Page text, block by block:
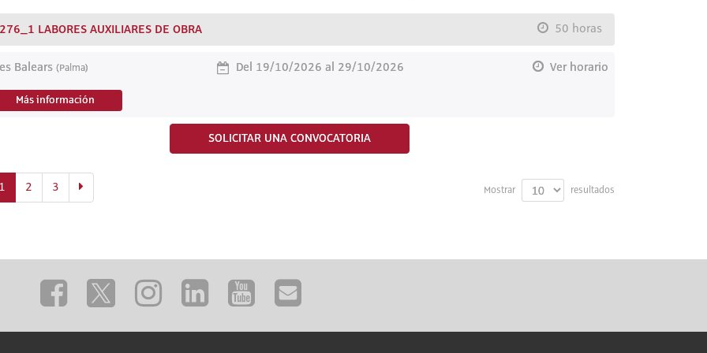
50 horas
LABORES AUXILIARES DE OBRA
Balears (Palma) Del 19/10/2026 al 29/10/2026 Ver horario
Más información
SOLICITAR UNA CONVOCATORIA
Mostrar resultados
1 (actual)
2 3